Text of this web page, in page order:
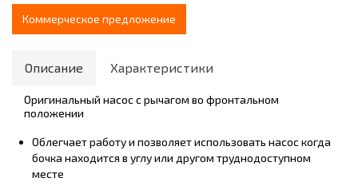
Коммерческое предложение
Описание Характеристики
Оригинальный насос с рычагом во фронтальном
положении
Облегчает работу и позволяет использовать насос когда
бочка находится в углу или другом труднодоступном
месте